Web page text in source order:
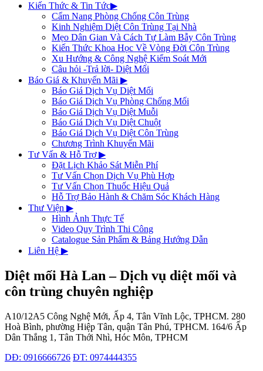
Kiến Thức & Tin Tức▶
Cẩm Nang Phòng Chống Côn Trùng
Kinh Nghiệm Diệt Côn Trùng Tại Nhà
Mẹo Dân Gian Và Cách Tự Làm Bẫy Côn Trùng
Kiến Thức Khoa Học Về Vòng Đời Côn Trùng
Xu Hướng & Công Nghệ Kiểm Soát Mới
Câu hỏi -Trả lời- Diệt Mối
Báo Giá & Khuyến Mãi ▶
Báo Giá Dịch Vụ Diệt Mối
Báo Giá Dịch Vụ Phòng Chống Mối
Báo Giá Dịch Vụ Diệt Muỗi
Báo Giá Dịch Vụ Diệt Chuột
Báo Giá Dịch Vụ Diệt Côn Trùng
Chương Trình Khuyến Mãi
Tư Vấn & Hỗ Trợ▶
Đặt Lịch Khảo Sát Miễn Phí
Tư Vấn Chọn Dịch Vụ Phù Hợp
Tư Vấn Chọn Thuốc Hiệu Quả
Hỗ Trợ Bảo Hành & Chăm Sóc Khách Hàng
Thư Viện ▶
Hình Ảnh Thực Tế
Video Quy Trình Thi Công
Catalogue Sản Phẩm & Bảng Hướng Dẫn
Liên Hệ ▶
Diệt mối Hà Lan – Dịch vụ diệt mối và
côn trùng chuyên nghiệp
A10/12A5 Công Nghệ Mới, Ấp 4, Tân Vĩnh Lộc, TPHCM. 280
Hoà Bình, phường Hiệp Tân, quận Tân Phú, TPHCM. 164/6 Ấp
Dân Thắng 1, Tân Thới Nhì, Hóc Môn, TPHCM
DĐ: 0916666726 ĐT: 0974444355